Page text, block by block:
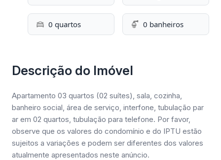
0 quartos 0 banheiros
Descrição do Imóvel
Apartamento 03 quartos (02 suítes), sala, cozinha,
banheiro social, área de serviço, interfone, tubulação par
ar em 02 quartos, tubulação para telefone. Por favor,
observe que os valores do condomínio e do IPTU estão
sujeitos a variações e podem ser diferentes dos valores
atualmente apresentados neste anúncio.